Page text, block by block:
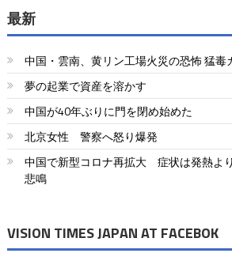
ナ
ビ
ゲ
ー
シ
ョ
ン
最新
中国・雲南、黄リン工場火災の恐怖 猛毒
夢の起業で資産を溶かす
中国が40年ぶりに門を閉め始めた
北京女性 警察へ怒り爆発
中国で新型コロナ再拡大 症状は発熱よ
悲鳴
VISION TIMES JAPAN AT FACEBOK